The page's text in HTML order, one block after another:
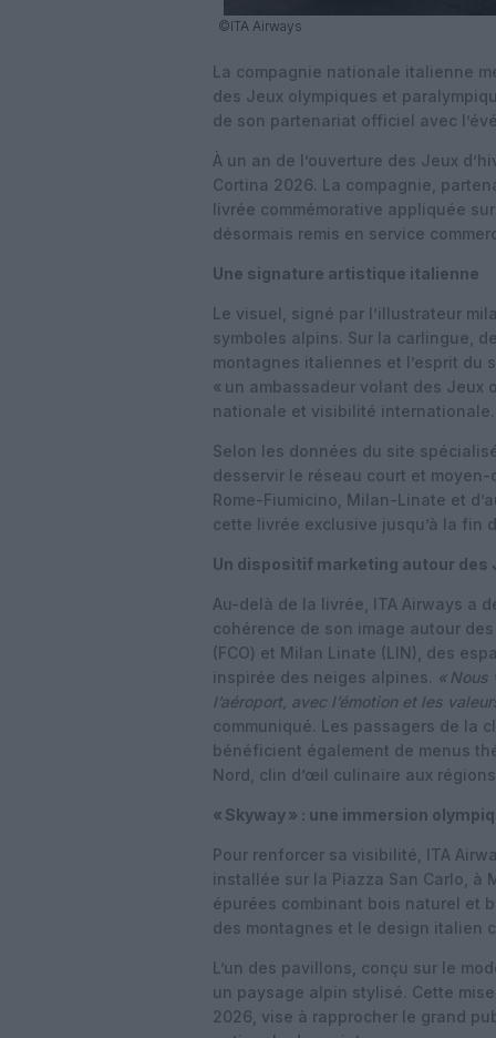
©ITA Airways
La compagnie nationale italienne
des Jeux olympiques et
de son partenariat officiel avec
À un an de l’ouverture des Jeux
Cortina 2026. La compagnie,
livrée commémorative appliquée
désormais remis en service
Une signature artistique italienne
Le visuel, signé par l’illustrateur
symboles alpins. Sur la carlingue,
montagnes italiennes et l’esprit du
« un ambassadeur volant des Jeux
nationale et visibilité internationale.
Selon les données du site
desservir le réseau court et
Rome-Fiumicino, Milan-Linate et
cette livrée exclusive jusqu’à la fin
Un dispositif marketing autour des
Au-delà de la livrée, ITA Airways a
cohérence de son image autour
(FCO) et Milan Linate (LIN)
, des
inspirée des neiges alpines. « Nous
l’aéroport, avec l’émotion et les
communiqué. Les passagers de la
bénéficient également de menus
Nord, clin d’œil culinaire aux
« Skyway » : une immersion
Pour renforcer sa visibilité, ITA
installée sur la Piazza San Carlo, à
épurées combinant bois naturel et
des montagnes et le design italien
L’un des pavillons, conçu sur le
un paysage alpin stylisé. Cette
2026 , vise à rapprocher le grand